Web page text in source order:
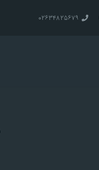
۰۲۶۳۴۸۲۵۶۷۹